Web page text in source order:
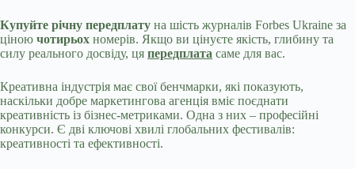
Купуйте річну передплату на шість журналів Forbes Ukraine за
ціною чотирьох номерів. Якщо ви цінуєте якість, глибину та
силу реального досвіду, ця передплата саме для вас.
Креативна індустрія має свої бенчмарки, які показують,
наскільки добре маркетингова агенція вміє поєднати
креативність із бізнес-метриками. Одна з них – професійні
конкурси. Є дві ключові хвилі глобальних фестивалів:
креативності та ефективності.